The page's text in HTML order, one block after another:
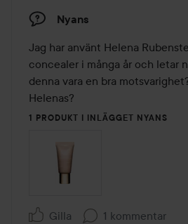
Nyans
Jag har använt Helena
concealer i många år och letar
denna vara en bra
Helenas?
1 PRODUKT I INLÄGGET NYANS
Gilla 1 kommentar